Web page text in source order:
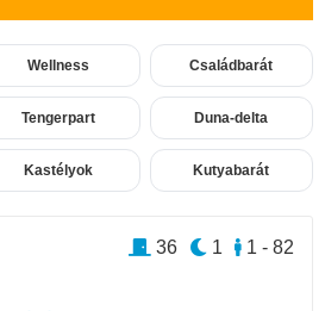
Wellness Családbarát
Tengerpart Duna-delta
Kastélyok Kutyabarát
1 - 82
1
36